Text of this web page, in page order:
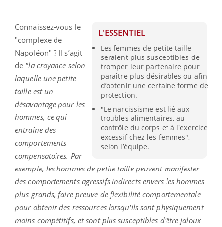
L'ESSENTIEL
Les femmes de petite taille
seraient plus susceptibles de
tromper leur partenaire pour
paraître plus désirables ou afin
d’obtenir une certaine forme de
protection.
"Le narcissisme est lié aux
troubles alimentaires, au
contrôle du corps et à l'exercice
excessif chez les femmes",
selon l’équipe.
Connaissez-vous le
"complexe de
Napoléon" ? Il s’agit
de "la croyance selon
laquelle une petite
taille est un
désavantage pour les
hommes, ce qui
entraîne des
comportements
compensatoires. Par
exemple, les hommes de petite taille peuvent manifester
des comportements agressifs indirects envers les hommes
plus grands, faire preuve de flexibilité comportementale
pour obtenir des ressources lorsqu'ils sont physiquement
moins compétitifs, et sont plus susceptibles d'être jaloux